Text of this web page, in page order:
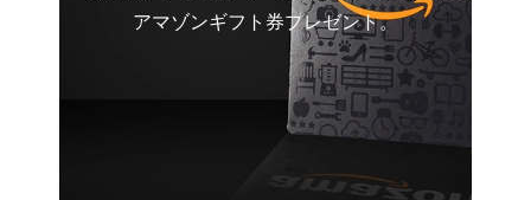
アマゾンギフト券プレゼント。